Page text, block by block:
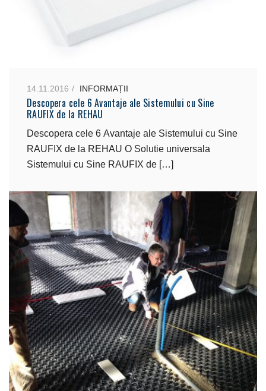
14.11.2016 INFORMAȚII
Descopera cele 6 Avantaje ale Sistemului cu Sine
RAUFIX de la REHAU
Descopera cele 6 Avantaje ale Sistemului cu Sine
RAUFIX de la REHAU O Solutie universala
Sistemului cu Sine RAUFIX de […]